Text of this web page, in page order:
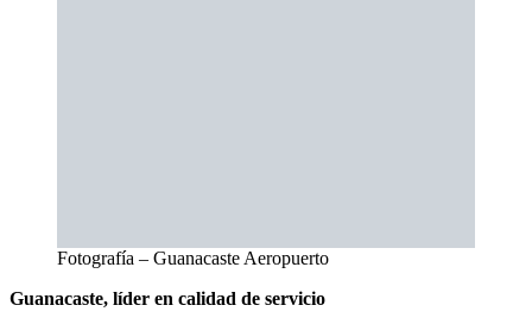
Fotografía – Guanacaste Aeropuerto
Guanacaste, líder en calidad de servicio